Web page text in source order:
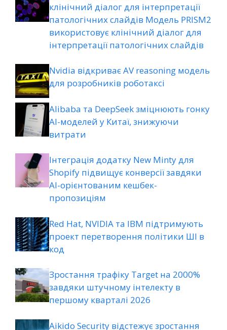
клінічний діалог для інтерпретації
патологічних слайдів Модель PRISM2
використовує клінічний діалог для
інтерпретації патологічних слайдів
Nvidia відкриває AV reasoning модель
для розробників роботаксі
Alibaba та DeepSeek зміцнюють гонку
AI-моделей у Китаї, знижуючи
витрати
Інтеграція додатку New Minty для
Shopify підвищує конверсії завдяки
AI-орієнтованим кешбек-
пропозиціям
Red Hat, NVIDIA та IBM підтримують
проект перетворення політики ШІ в
код
Зростання трафіку Target на 2000%
завдяки штучному інтелекту в
першому кварталі 2026
Aikido Security відстежує зростання